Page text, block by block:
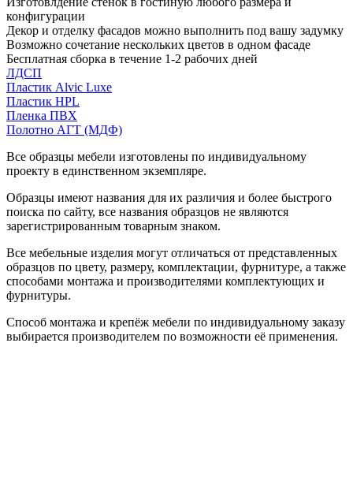
конфигурации
Декор и отделку фасадов можно выполнить под вашу задумку
Возможно сочетание нескольких цветов в одном фасаде
Бесплатная сборка в течение 1-2 рабочих дней
ЛДСП
Пластик Alvic Luxe
Пластик HPL
Пленка ПВХ
Полотно АГТ (МДФ)
Все образцы мебели изготовлены по индивидуальному
проекту в единственном экземпляре.
Образцы имеют названия для их различия и более быстрого
поиска по сайту, все названия образцов не являются
зарегистрированным товарным знаком.
Все мебельные изделия могут отличаться от представленных
образцов по цвету, размеру, комплектации, фурнитуре, а также
способами монтажа и производителями комплектующих и
фурнитуры.
Способ монтажа и крепёж мебели по индивидуальному заказу
выбирается производителем по возможности её применения.